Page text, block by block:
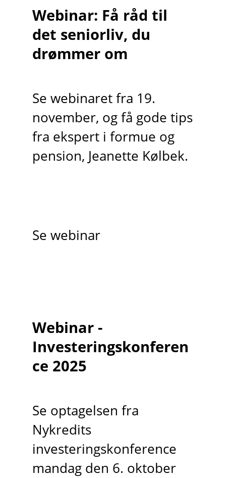
Webinar: Få råd til
det seniorliv, du
drømmer om
Se webinaret fra 19.
november, og få gode tips
fra ekspert i formue og
pension, Jeanette Kølbek.
Se webinar
Webinar -
Investeringskonferen
ce 2025
Se optagelsen fra
Nykredits
investeringskonference
mandag den 6. oktober